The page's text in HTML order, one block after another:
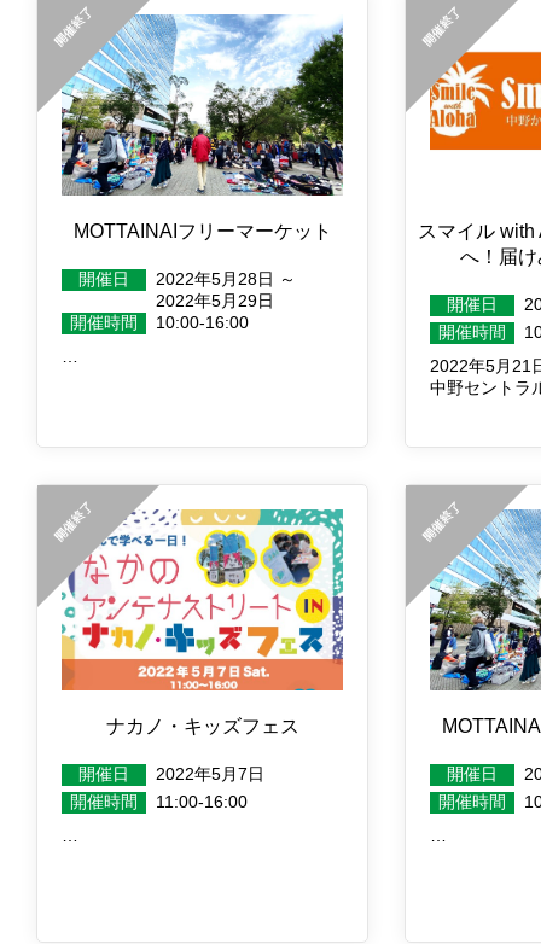
MOTTAINAIフリーマーケット
開催日
2022年5月28日 ～
2022年5月29日
開催時間
10:00-16:00
スマイル
へ！届
開催日
開催時間
2022年5月21
中野セントラ
ナカノ・キッズフェス
開催日
2022年5月7日
開催時間
11:00-16:00
開催日
開催時間